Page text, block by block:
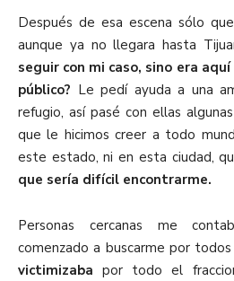
Después de esa escena sólo
aunque ya no llegara hasta
seguir con mi caso, sino era
público? Le pedí ayuda a una
refugio, así pasé con ellas
que le hicimos creer a todo
este estado, ni en esta ciudad,
que sería difícil encontrarme.
Personas cercanas me
comenzado a buscarme por
victimizaba por todo el